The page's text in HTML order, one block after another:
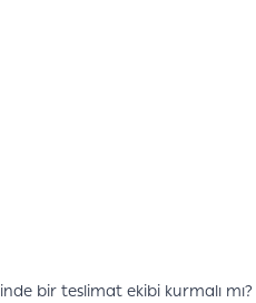
bir teslimat ekibi kurmalı mı?